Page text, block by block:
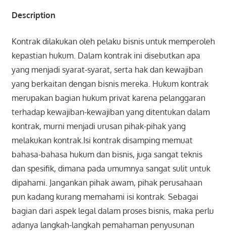
Description
Kontrak dilakukan oleh pelaku bisnis untuk memperoleh
kepastian hukum. Dalam kontrak ini disebutkan apa
yang menjadi syarat-syarat, serta hak dan kewajiban
yang berkaitan dengan bisnis mereka. Hukum kontrak
merupakan bagian hukum privat karena pelanggaran
terhadap kewajiban-kewajiban yang ditentukan dalam
kontrak, murni menjadi urusan pihak-pihak yang
melakukan kontrak.Isi kontrak disamping memuat
bahasa-bahasa hukum dan bisnis, juga sangat teknis
dan spesifik, dimana pada umumnya sangat sulit untuk
dipahami. Jangankan pihak awam, pihak perusahaan
pun kadang kurang memahami isi kontrak. Sebagai
bagian dari aspek legal dalam proses bisnis, maka perlu
adanya langkah-langkah pemahaman penyusunan